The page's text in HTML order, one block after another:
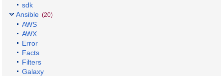
sdk
Ansible (20)
AWS
AWX
Error
Facts
Filters
Galaxy